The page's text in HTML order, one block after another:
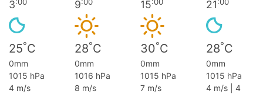
3 9 15 21
25°C 28°C 30°C 28°C
0mm 0mm 0mm
0mm
1015 hPa
1016 hPa 1015 hPa
1015 hPa
4 m/s
8 m/s 7 m/s
4 m/s | 4